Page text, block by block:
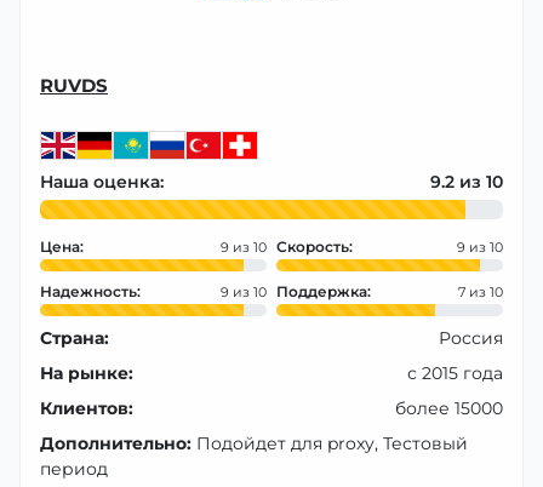
RUVDS
Наша оценка: 9.2
Цена: 9 Скорость: 9
Надежность: 9 Поддержка: 7
Страна:
Россия
На рынке:
с 2015 года
Клиентов:
более 15000
Дополнительно: Подойдет для proxy, Тестовый
период